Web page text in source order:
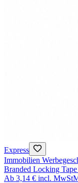
Express
Immobilien
Branded Locking
Ab 3,14 € incl. MwSt